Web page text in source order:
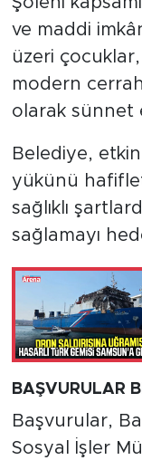
ve maddi
üzeri
modern
olarak sünnet
Belediye,
yükünü
sağlıklı
sağlamayı
BAŞVURULAR
Başvurular,
Sosyal İşler